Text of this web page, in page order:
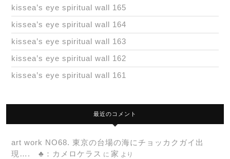
kissea’s eye spiritual wall 165
kissea’s eye spiritual wall 164
kissea’s eye spiritual wall 163
kissea’s eye spiritual wall 162
kissea’s eye spiritual wall 161
最近のコメント
art work NO68. 東京の台場の海にチョッカクガイ出
現…. ♣：カメロケラス に 家 より